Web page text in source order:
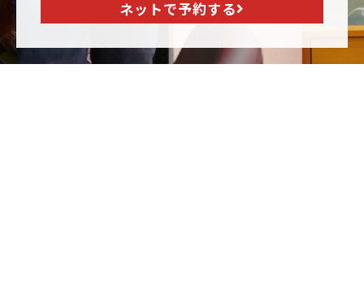
ネットで予約する